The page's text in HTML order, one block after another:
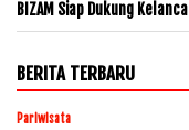
BIZAM Siap Dukung
BERITA TERBARU
Pariwisata